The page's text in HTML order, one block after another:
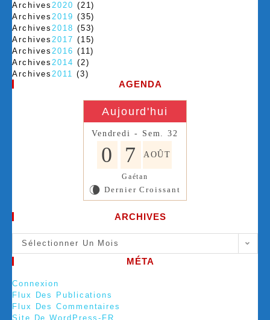
Archives2020 (21)
Archives2019 (35)
Archives2018 (53)
Archives2017 (15)
Archives2016 (11)
Archives2014 (2)
Archives2011 (3)
AGENDA
Aujourd'hui
Vendredi - Sem. 32
0 7 AOÛT
Gaétan
V Dernier Croissant
ARCHIVES
Sélectionner Un Mois
MÉTA
Connexion
Flux Des Publications
Flux Des Commentaires
Site De WordPress-FR